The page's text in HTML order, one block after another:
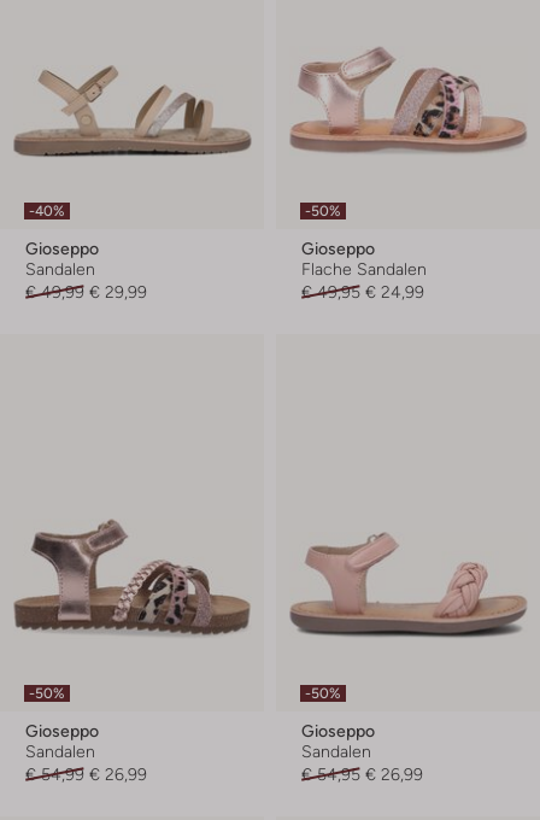
-40%
Gioseppo
Sandalen
€ 49,99 € 29,99
-50%
Gioseppo
Flache Sandalen
€ 49,95 € 24,99
-50%
Gioseppo
Sandalen
€ 54,99 € 26,99
-50%
Gioseppo
Sandalen
€ 54,95 € 26,99